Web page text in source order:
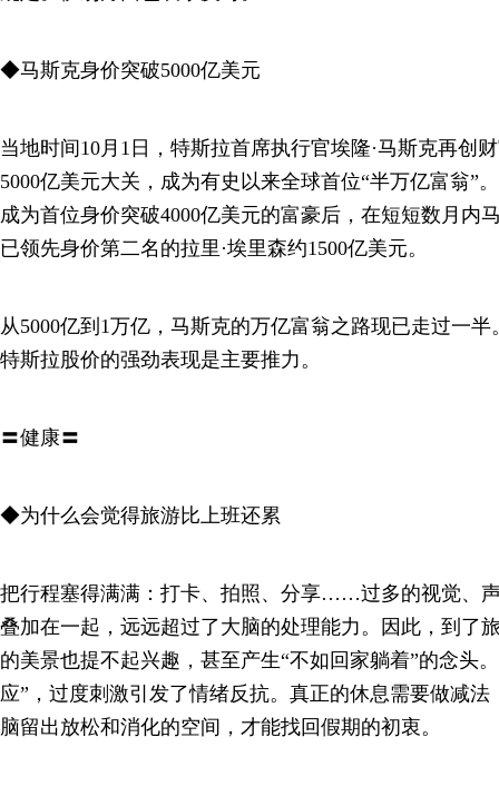
◆马斯克身价突破5000亿美元
当地时间10月1日，特斯拉首席执行官埃隆·马斯克再创
5000亿美元大关，成为有史以来全球首位“半万亿富翁”
成为首位身价突破4000亿美元的富豪后，在短短数月内
已领先身价第二名的拉里·埃里森约1500亿美元。
从5000亿到1万亿，马斯克的万亿富翁之路现已走过一
特斯拉股价的强劲表现是主要推力。
〓健康〓
◆为什么会觉得旅游比上班还累
把行程塞得满满：打卡、拍照、分享……过多的视觉、
叠加在一起，远远超过了大脑的处理能力。因此，到了
的美景也提不起兴趣，甚至产生“不如回家躺着”的念头
应”，过度刺激引发了情绪反抗。真正的休息需要做减
脑留出放松和消化的空间，才能找回假期的初衷。